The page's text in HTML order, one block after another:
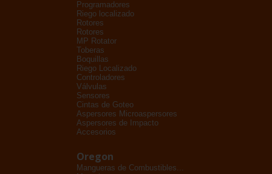
Programadores
Riego localizado
Rotores
Rotores
MP Rotator
Toberas
Boquillas
Riego Localizado
Controladores
Válvulas
Sensores
Cintas de Goteo
Aspersores Microaspersores
Aspersores de Impacto
Accesorios
Oregon
Mangueras de Combustibles...